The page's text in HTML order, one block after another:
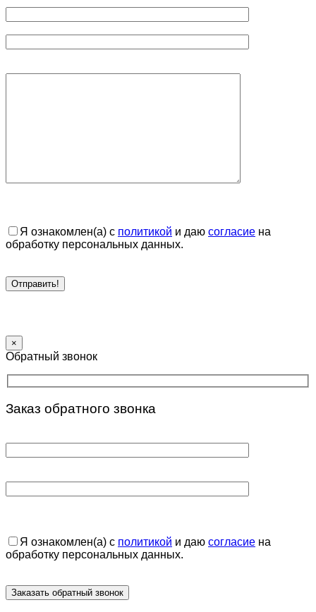
Я ознакомлен(а) с политикой и даю согласие на
обработку персональных данных.
×
Обратный звонок
Заказ обратного звонка
Я ознакомлен(а) с политикой и даю согласие на
обработку персональных данных.